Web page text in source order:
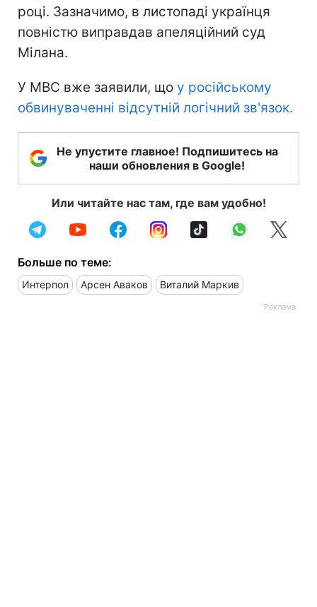
році. Зазначимо, в листопаді українця
повністю виправдав апеляційний суд
Мілана.
У МВС вже заявили, що у російському
обвинуваченні відсутній логічний зв'язок.
Не упустите главное! Подпишитесь на
наши обновления в Google!
Или читайте нас там, где вам удобно!
Больше по теме:
Интерпол Арсен Аваков Виталий Маркив